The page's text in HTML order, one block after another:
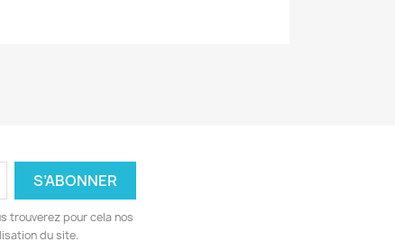
trouverez pour cela nos
du site.